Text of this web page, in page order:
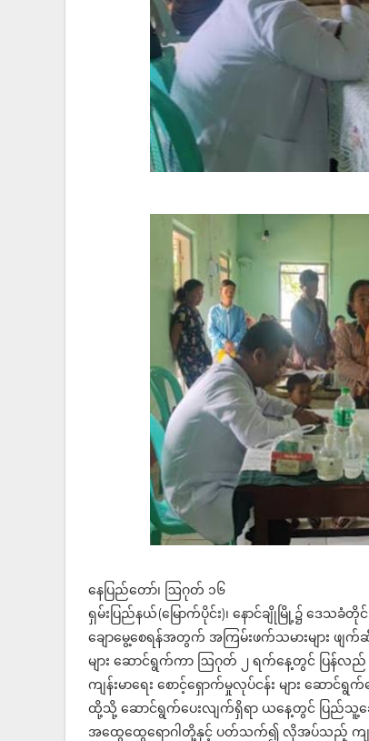
နေပြည်တော်၊ ဩဂုတ် ၁၆
ရှမ်းပြည်နယ်(မြောက်ပိုင်း)၊ နောင်ချိုမြို့၌ ဒေသခံတို
ချောမွေ့စေရန်အတွက် အကြမ်းဖက်သမားများ ဖျက်
များ ဆောင်ရွက်ကာ ဩဂုတ် ၂ ရက်နေ့တွင် ပြန်လည်
ကျန်းမာရေး စောင့်ရှောက်မှုလုပ်ငန်း များ ဆောင်
ထို့သို့ ဆောင်ရွက်ပေးလျက်ရှိရာ ယနေ့တွင် ပြည်သူ့ဆေးရုံ
အထွေထွေရောဂါတို့နှင့် ပတ်သက်၍ လိုအပ်သည့် ကျန်းမာ